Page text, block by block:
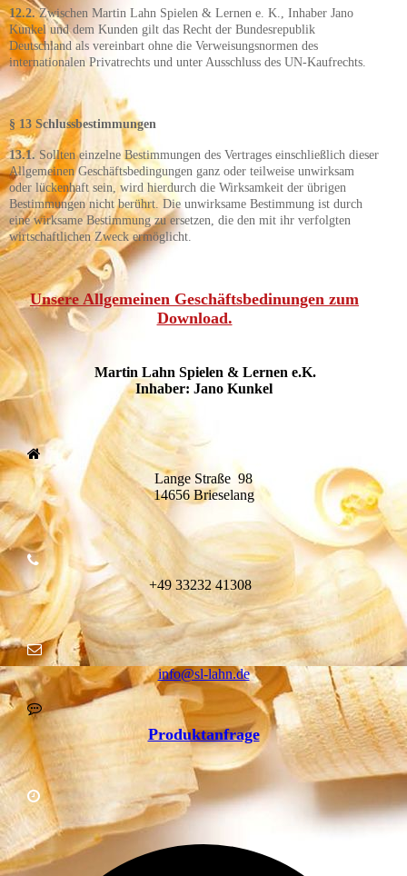
12.2.Zwischen Martin Lahn Spielen & Lernen e. K., Inhaber Jano
Kunkel und dem Kunden gilt das Recht der Bundesrepublik
Deutschland als vereinbart ohne die Verweisungsnormen des
internationalen Privatrechts und unter Ausschluss des UN-Kaufrechts.
§ 13 Schlussbestimmungen
13.1. Sollten einzelne Bestimmungen des Vertrages einschließlich dieser
Allgemeinen Geschäftsbedingungen ganz oder teilweise unwirksam
oder lückenhaft sein, wird hierdurch die Wirksamkeit der übrigen
Bestimmungen nicht berührt. Die unwirksame Bestimmung ist durch
eine wirksame Bestimmung zu ersetzen, die den mit ihr verfolgten
wirtschaftlichen Zweck ermöglicht.
Unsere Allgemeinen Geschäftsbedinungen zum
Download.
Martin Lahn Spielen & Lernen e.K.
Inhaber: Jano Kunkel
Lange Straße 98
14656 Brieselang
+49 33232 41308
info@sl-lahn.de
Produktanfrage